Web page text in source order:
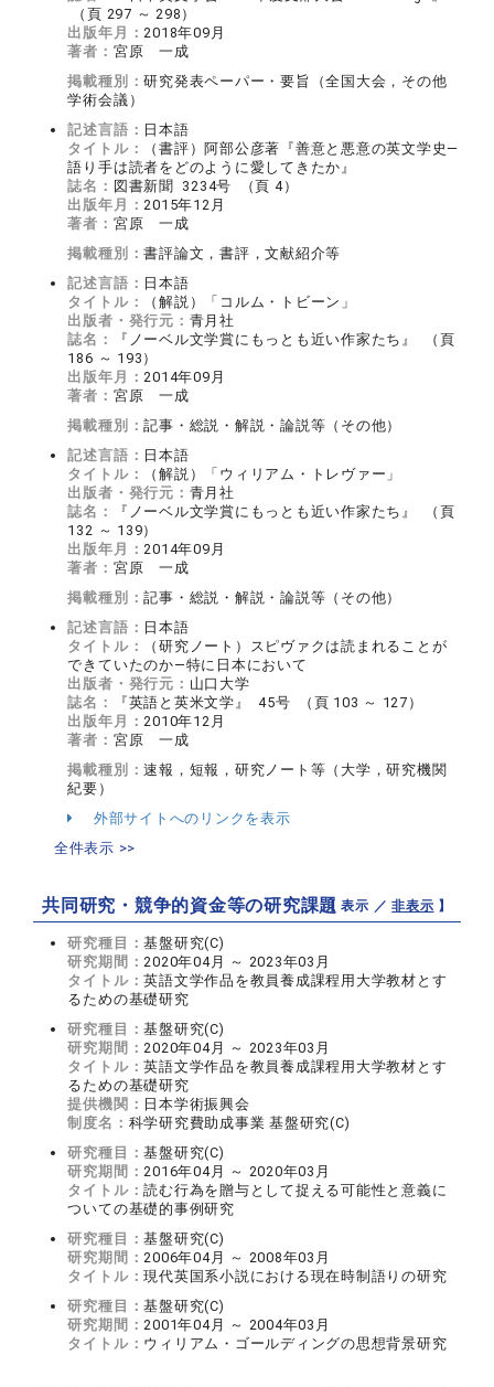
（頁 297 ～ 298）
出版年月：2018年09月
著者： 宮原 一成
掲載種別：研究発表ペーパー・要旨（全国大会，その他
学術会議）
記述言語： 日本語
タイトル：
（書評）阿部公彦著『善意と悪意の英文学史―
語り手は読者をどのように愛してきたか』
誌名： 図書新聞 3234号 （頁 4）
出版年月：2015年12月
著者： 宮原 一成
掲載種別：書評論文，書評，文献紹介等
記述言語： 日本語
タイトル：
（解説）「コルム・トビーン」
出版者・発行元： 青月社
誌名：
『ノーベル文学賞にもっとも近い作家たち』 （頁
186 ～ 193）
出版年月：2014年09月
著者： 宮原 一成
掲載種別：記事・総説・解説・論説等（その他）
記述言語： 日本語
タイトル：
（解説）「ウィリアム・トレヴァー」
出版者・発行元： 青月社
誌名：
『ノーベル文学賞にもっとも近い作家たち』 （頁
132 ～ 139）
出版年月：2014年09月
著者： 宮原 一成
掲載種別：記事・総説・解説・論説等（その他）
記述言語： 日本語
タイトル：
（研究ノート）スピヴァクは読まれることが
できていたのか―特に日本において
出版者・発行元： 山口大学
誌名：
『英語と英米文学』 45号 （頁 103 ～ 127）
出版年月：2010年12月
著者： 宮原 一成
掲載種別：速報，短報，研究ノート等（大学，研究機関
紀要）
外部サイトへのリンクを表示
全件表示 >>
共同研究・競争的資金等の研究課題【 表示 ／非表示 】
研究種目：基盤研究(C)
研究期間：2020年04月 ～ 2023年03月
タイトル：英語文学作品を教員養成課程用大学教材とす
るための基礎研究
研究種目：基盤研究(C)
研究期間：2020年04月 ～ 2023年03月
タイトル：英語文学作品を教員養成課程用大学教材とす
るための基礎研究
提供機関： 日本学術振興会
制度名： 科学研究費助成事業 基盤研究(C)
研究種目：基盤研究(C)
研究期間：2016年04月 ～ 2020年03月
タイトル：読む行為を贈与として捉える可能性と意義に
ついての基礎的事例研究
研究種目：基盤研究(C)
研究期間：2006年04月 ～ 2008年03月
タイトル：現代英国系小説における現在時制語りの研究
研究種目：基盤研究(C)
研究期間：2001年04月 ～ 2004年03月
タイトル： ウィリアム・ゴールディングの思想背景研究